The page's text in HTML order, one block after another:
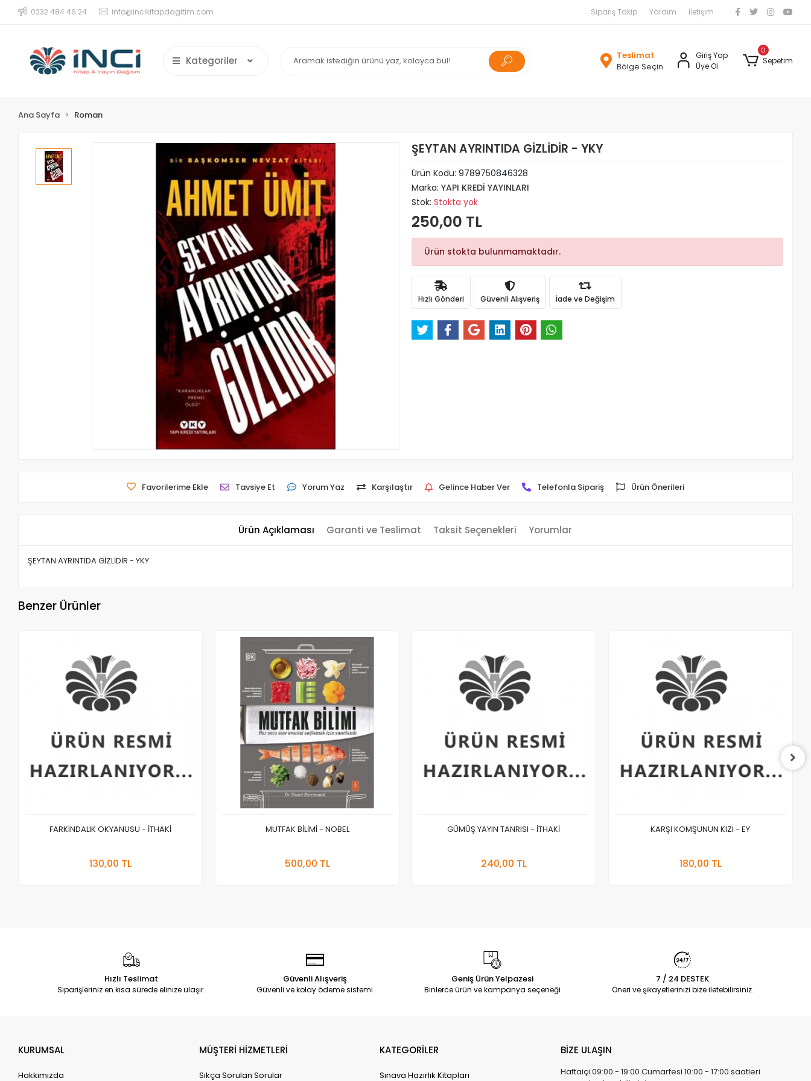
0232 484 46 24 info@incikitapdagitim.com Sipariş Takip Yardım İletişim
Kategoriler
Teslimat
Bölge Seçin
Giriş Yap
Üye Ol
0
Sepetim
Ana Sayfa Roman
ŞEYTAN AYRINTIDA GİZLİDİR - YKY
Ürün Kodu: 9789750846328
Marka: YAPI KREDİ YAYINLARI
Stok: Stokta yok
250,00 TL
Ürün stokta bulunmamaktadır.
Hızlı Gönderi Güvenli Alışveriş İade ve Değişim
Favorilerime Ekle Tavsiye Et Yorum Yaz Karşılaştır Gelince Haber Ver Telefonla Sipariş Ürün Önerileri
Ürün Açıklaması Garanti ve Teslimat Taksit Seçenekleri Yorumlar
ŞEYTAN AYRINTIDA GİZLİDİR - YKY
Benzer Ürünler
FARKINDALIK OKYANUSU - İTHAKİ
130,00 TL
MUTFAK BİLİMİ - NOBEL
500,00 TL
GÜMÜŞ YAYIN TANRISI - İTHAKİ
240,00 TL
KARŞI KOMŞUNUN KIZI - EY
180,00 TL
Hızlı Teslimat
Siparişleriniz en kısa sürede elinize ulaşır.
Güvenli Alışveriş
Güvenli ve kolay ödeme sistemi
Geniş Ürün Yelpazesi
Binlerce ürün ve kampanya seçeneği
7 / 24 DESTEK
Öneri ve şikayetlerinizi bize iletebilirsiniz.
KURUMSAL
Hakkımızda
MÜŞTERİ HİZMETLERİ
Sıkça Sorulan Sorular
KATEGORİLER
Sınava Hazırlık Kitapları
BİZE ULAŞIN
Haftaiçi 09:00 - 19:00 Cumartesi 10:00 - 17:00 saatleri